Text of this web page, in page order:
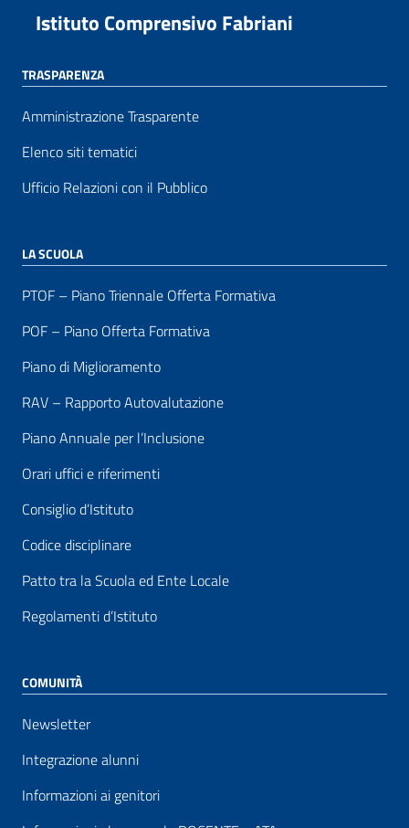
Istituto Comprensivo Fabriani
TRASPARENZA
Amministrazione Trasparente
Elenco siti tematici
Ufficio Relazioni con il Pubblico
LA SCUOLA
PTOF – Piano Triennale Offerta Formativa
POF – Piano Offerta Formativa
Piano di Miglioramento
RAV – Rapporto Autovalutazione
Piano Annuale per l’Inclusione
Orari uffici e riferimenti
Consiglio d’Istituto
Codice disciplinare
Patto tra la Scuola ed Ente Locale
Regolamenti d’Istituto
COMUNITÀ
Newsletter
Integrazione alunni
Informazioni ai genitori